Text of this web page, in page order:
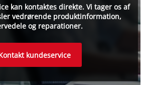
kan kontaktes direkte. Vi tager os af
vedrørende produktinformation,
og reparationer.
kundeservice